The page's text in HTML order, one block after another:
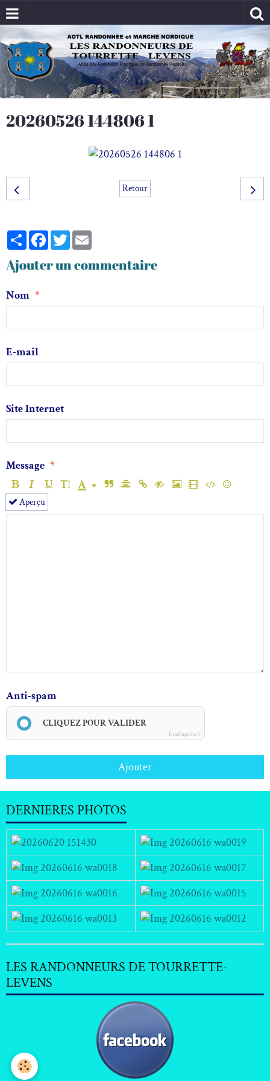
20260526 144806 1
Retour
PartagerFacebook
Twitter
Ajouter un commentaire
Nom
E-mail
Site Internet
Message
Aperçu
Anti-spam
CLIQUEZ POUR VALIDER
IconCaptcha ©
Ajouter
DERNIERES PHOTOS
LES RANDONNEURS DE TOURRETTE-
LEVENS